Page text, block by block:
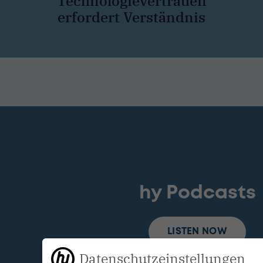
erfordert Verständnis
hy Podcasts
LISTEN NOW
Datenschutzeinstellungen